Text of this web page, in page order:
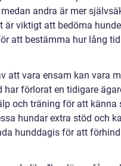
andra är mer
är viktigt att bedöma
att bestämma hur lång
att vara ensam kan vara
förlorat en tidigare
och träning för att känna
hundar extra stöd och
hunddagis för att